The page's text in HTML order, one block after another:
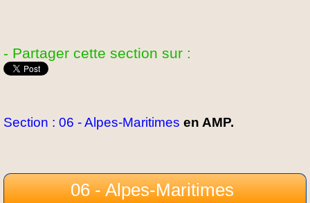
- Partager cette section sur :
Section : 06 - Alpes-Maritimes en AMP.
06 - Alpes-Maritimes